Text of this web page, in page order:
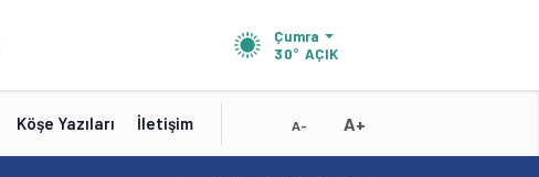
Çumra
30° AÇIK
Köşe Yazıları İletişim A- A+